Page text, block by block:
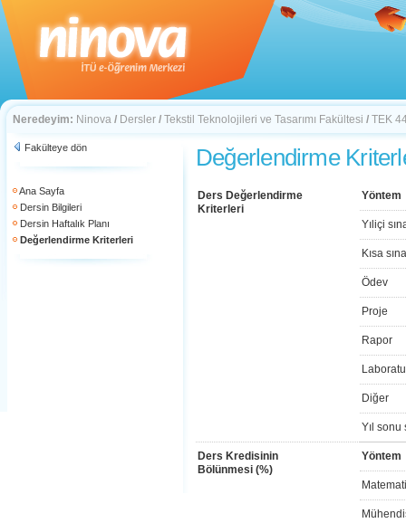
Neredeyim: Ninova / Dersler / Tekstil Teknolojileri ve Tasarımı Fakültesi / TEK
Fakülteye dön
Ana Sayfa
Dersin Bilgileri
Dersin Haftalık Planı
Değerlendirme Kriterleri
Değerlendirme
Ders Değerlendirme
Kriterleri
Yöntem
Yıliçi
Kısa
Ödev
Proje
Rapor
Diğer
Yıl sonu
Ders Kredisinin
Bölünmesi (%)
Yöntem